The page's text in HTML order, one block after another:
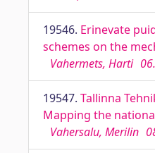
19546. Erinevate
schemes on the
Vahermets, Harti
19547. Tallinna
Mapping the
Vahersalu, Merilin